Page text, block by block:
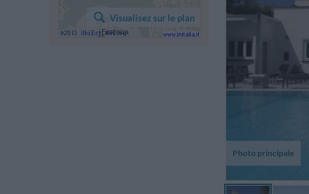
Photo principale
Visualisez sur le plan